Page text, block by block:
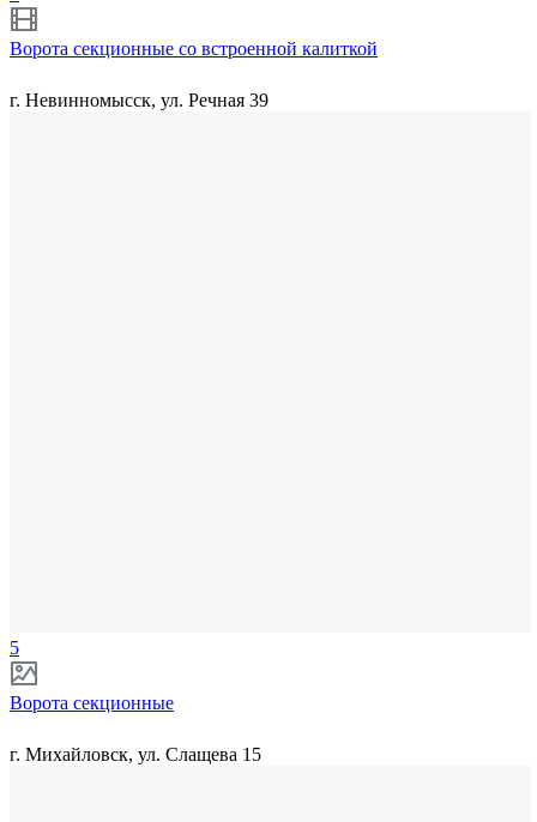
Ворота секционные со встроенной калиткой
г. Невинномысск, ул. Речная 39
5
Ворота секционные
г. Михайловск, ул. Слащева 15